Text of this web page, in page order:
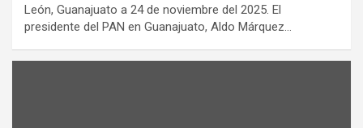
León, Guanajuato a 24 de noviembre del 2025. El
presidente del PAN en Guanajuato, Aldo Márquez…